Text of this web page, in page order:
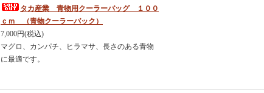
タカ産業 青物用クーラーバッグ １００
ｃｍ （青物クーラーバック）
7,000円(税込)
マグロ、カンパチ、ヒラマサ、長さのある青物
に最適です。